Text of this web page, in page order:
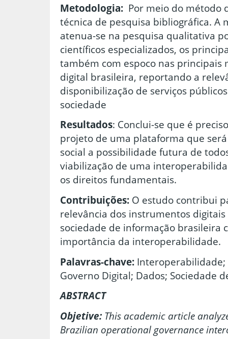
Metodologia: Por meio do método
técnica de pesquisa bibliográfica. A
atenua-se na pesquisa qualitativa
científicos especializados, os
também com espoco nas principais
digital brasileira, reportando a
disponibilização de serviços
sociedade
Resultados: Conclui-se que é
projeto de uma plataforma que
social a possibilidade futura de
viabilização de uma
os direitos fundamentais.
Contribuições: O estudo contribui
relevância dos instrumentos
sociedade de informação brasileira
importância da interoperabilidade.
Palavras-chave: Interoperabilidade;
Governo Digital; Dados; Sociedade
ABSTRACT
Objetive:This academic article
Brazilian operational governance